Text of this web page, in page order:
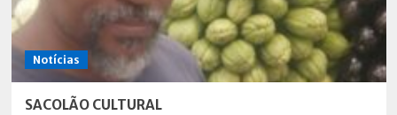
Notícias
SACOLÃO CULTURAL